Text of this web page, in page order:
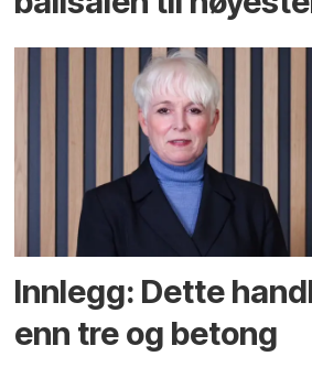
Innlegg: Dette
enn tre og betong